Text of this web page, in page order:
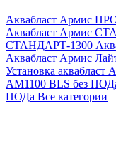
Аквабласт Армис
Аквабласт Армис
СТАНДАРТ-1300
Аквабласт Армис
Установка
AM1100 BLS без
ПОДа Все категории